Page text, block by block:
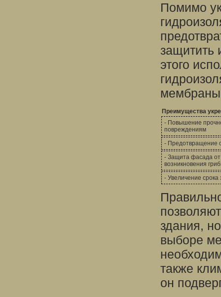
Помимо
защитить
этого
Преимущества
- Повышение
повреждениям
- Предотвращение
- Защита фасада от
возникновения
- Увеличение срока
здания,
выборе
также
он